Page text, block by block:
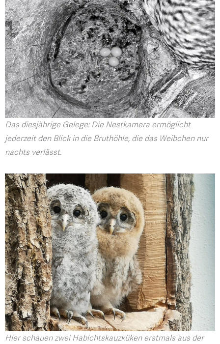
Das diesjährige Gelege: Die Nestkamera ermöglicht
jederzeit den Blick in die Bruthöhle, die das Weibchen nur
nachts verlässt.
Hier schauen zwei Habichtskauzküken erstmals aus der